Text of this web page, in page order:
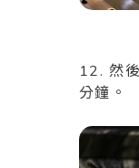
12. 然
分鐘。